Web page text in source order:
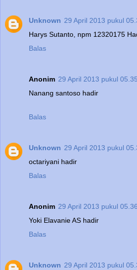
Unknown 29 April 2013 pukul
Harys Sutanto, npm 12320175
Balas
Anonim 29 April 2013 pukul 05.35
Nanang santoso hadir
Balas
Unknown 29 April 2013 pukul
octariyani hadir
Balas
Anonim 29 April 2013 pukul 05.36
Yoki Elavanie AS hadir
Balas
Unknown 29 April 2013 pukul